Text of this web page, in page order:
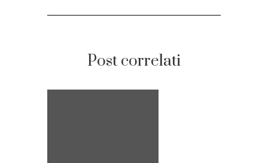
Post correlati